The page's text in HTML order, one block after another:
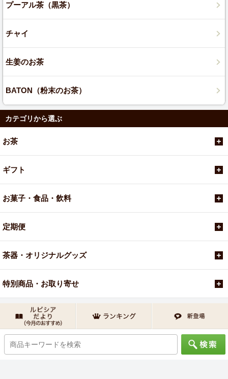
プーアル茶（黒茶）
チャイ
生姜のお茶
BATON（粉末のお茶）
カテゴリから選ぶ
お茶
ギフト
お菓子・食品・飲料
定期便
茶器・オリジナルグッズ
特別商品・お取り寄せ